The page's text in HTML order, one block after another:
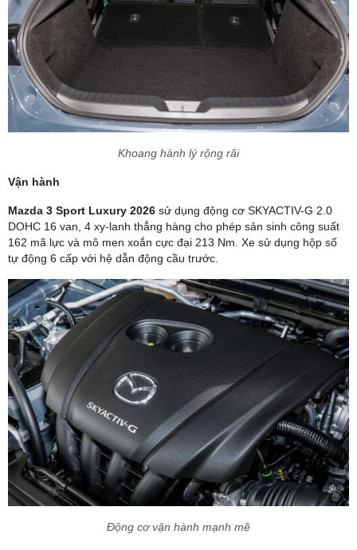
Khoang hành lý rộng rãi
Vận hành
Mazda 3 Sport Luxury 2026 sử dụng động cơ SKYACTIV-G 2.0
DOHC 16 van, 4 xy-lanh thẳng hàng cho phép sản sinh công suất
162 mã lực và mô men xoắn cực đại 213 Nm. Xe sử dụng hộp số
tự động 6 cấp với hệ dẫn động cầu trước.
Động cơ vận hành mạnh mẽ